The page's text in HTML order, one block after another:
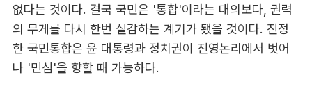
없다는 것이다. 결국 국민은 '통합'이라는 대의보다, 권력
의 무게를 다시 한번 실감하는 계기가 됐을 것이다. 진정
한 국민통합은 윤 대통령과 정치권이 진영논리에서 벗어
나 '민심'을 향할 때 가능하다.